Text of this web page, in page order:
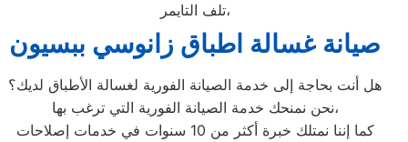
تلف التايمر،
صيانة غسالة اطباق زانوسي ببسيون
هل أنت بحاجة إلى خدمة الصيانة الفورية لغسالة الأطباق لديك؟
نحن نمنحك خدمة الصيانة الفورية التي ترغب بها،
كما إننا نمتلك خبرة أكثر من 10 سنوات في خدمات إصلاحات